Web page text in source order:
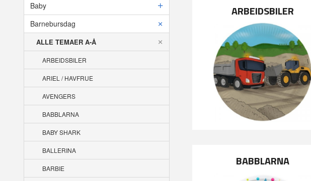
Baby
Barnebursdag
ALLE TEMAER A-Å
ARBEIDSBILER
ARIEL / HAVFRUE
AVENGERS
BABBLARNA
BABY SHARK
BALLERINA
BARBIE
ARBEIDSBILER
BABBLARNA